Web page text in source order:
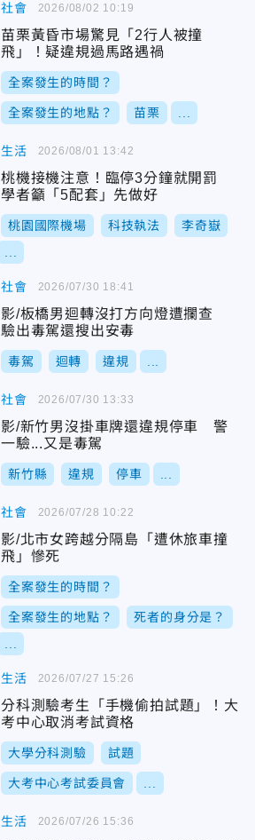
社會
苗栗黃昏市場驚見「2行人被撞
飛」！疑違規過馬路遇禍
全案發生的時間？
全案發生的地點？ 苗栗
2026/08/02 10:19
生活
桃機接機注意！臨停3分鐘就開罰
學者籲「5配套」先做好
桃園國際機場 科技執法 李奇嶽
2026/08/01 13:42
社會
影/板橋男迴轉沒打方向燈遭攔查
驗出毒駕還搜出安毒
毒駕 迴轉 違規
2026/07/30 18:41
社會
影/新竹男沒掛車牌還違規停車 警
一驗...又是毒駕
新竹縣 違規 停車
2026/07/30 13:33
社會
影/北市女跨越分隔島「遭休旅車撞
飛」慘死
全案發生的時間？
全案發生的地點？ 死者的身分是？
2026/07/28 10:22
生活
分科測驗考生「手機偷拍試題」！大
考中心取消考試資格
大學分科測驗 試題
大考中心考試委員會
2026/07/27 15:26
生活 2026/07/26 15:36